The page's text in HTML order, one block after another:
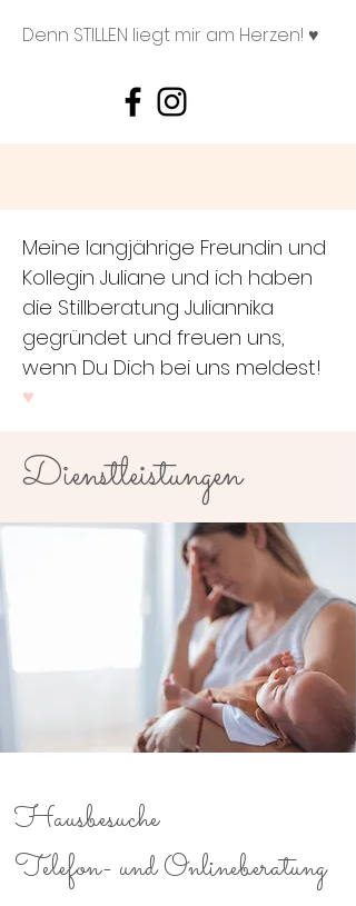
Denn STILLEN liegt mir am Herzen! ♥
Meine langjährige Freundin und
Kollegin Juliane und ich haben
die Stillberatung Juliannika
gegründet und freuen uns,
wenn Du Dich bei uns meldest!
♥
Dienstleistungen
Hausbesuche
Telefon- und Onlineberatung